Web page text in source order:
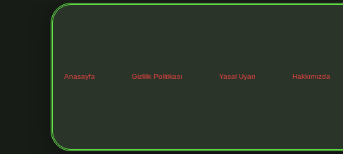
Anasayfa Gizlilik Politikası Yasal Uyarı Hakkımızda